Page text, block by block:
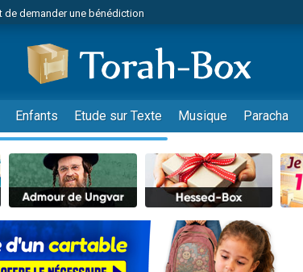
de demander une bénédiction
étudier en groupe sur Zoom
de faire un don pour Diane, 80 ans, dans un appartement
Maasser
nous rejoindre sur WhatsApp
nous rejoindre sur WhatsApp
de faire un don pour 5 jours de vacances aux Orphelins
son Maasser
de demander une bénédiction
nous rejoindre sur WhatsApp
Enfants Etude sur Texte Musique Paracha